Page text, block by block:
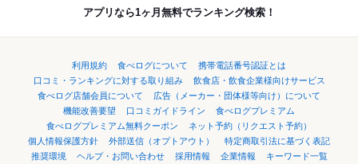
アプリなら1ヶ月無料でランキング検索！
利用規約 食べログについて
携帯電話番号認証とは
口コミ・ランキングに対する取り組み
飲食店・飲食企業様向けサービス
食べログ店舗会員について
広告（メーカー・団体様等向け）について
機能改善要望
口コミガイドライン
食べログプレミアム
食べログプレミアム無料クーポン
ネット予約（リクエスト予約）
個人情報保護方針
外部送信（オプトアウト）
特定商取引法に基づく表記
推奨環境
ヘルプ・お問い合わせ 採用情報 企業情報
キーワード一覧